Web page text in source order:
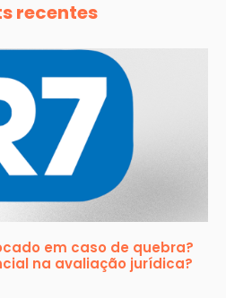
recentes
em caso de quebra?
na avaliação jurídica?